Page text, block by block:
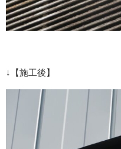
↓【施工後】